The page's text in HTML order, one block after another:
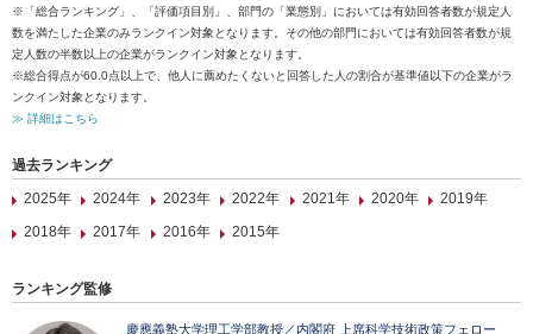
※「総合ランキング」、「評価項目別」、部門の「業態別」においては有効回答者数が規定人
数を満たした企業のみランクイン対象となります。その他の部門においては有効回答者数が規
定人数の半数以上の企業がランクイン対象となります。
※総合得点が60.0点以上で、他人に薦めたくないと回答した人の割合が基準値以下の企業がラ
ンクイン対象となります。
≫ 詳細はこちら
過去ランキング
2025年
2024年 2023年 2022年 2021年 2020年
2019年
2018年
2017年 2016年 2015年
ランキング監修
慶應義塾大学理工学部教授／内閣府 上席科学技術政策フェロー